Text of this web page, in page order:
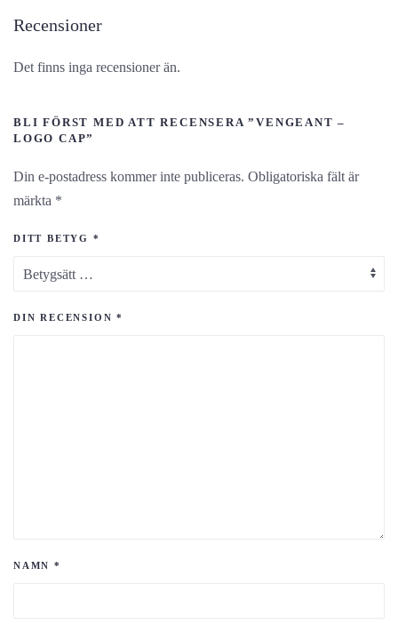
Recensioner
Det finns inga recensioner än.
BLI FÖRST MED ATT RECENSERA ”VENGEANT –
LOGO CAP”
Din e-postadress kommer inte publiceras. Obligatoriska fält är
märkta *
DITT BETYG *
DIN RECENSION*
NAMN *